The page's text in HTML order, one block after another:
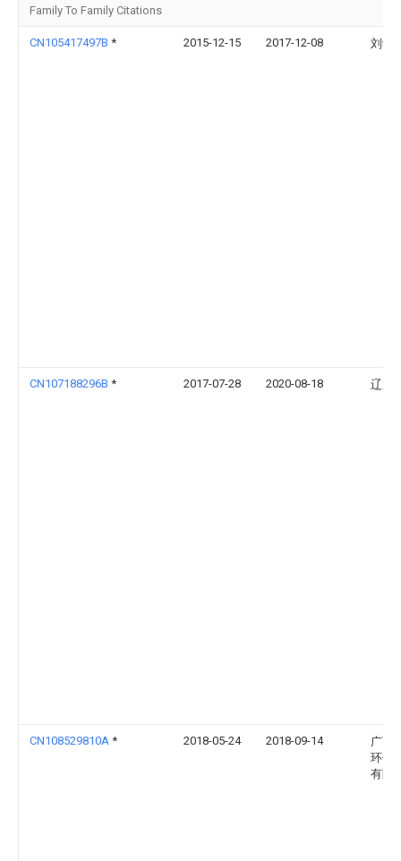
Family To Family Citations
CN105417497B * 2015-12-15 2017-12-08 刘学
CN107188296B * 2017-07-28 2020-08-18 辽东
CN108529810A * 2018-05-24 2018-09-14
广西
环保
有限